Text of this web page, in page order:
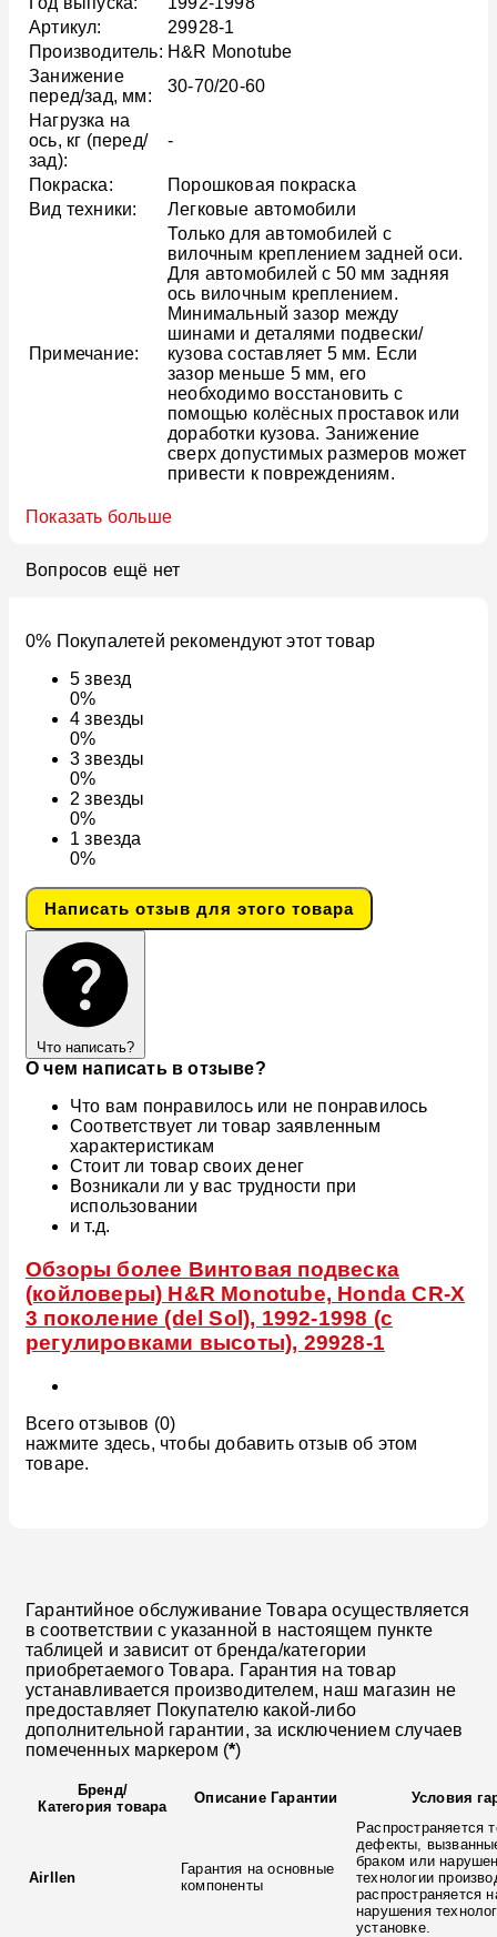
Артикул:
29928-1
Производитель: H&R Monotube
Занижение
перед/зад, мм:
30-70/20-60
Нагрузка на
ось, кг (перед/
зад):
-
Покраска:
Порошковая покраска
Вид техники:
Легковые автомобили
Примечание:
Только для автомобилей с
вилочным креплением задней оси.
Для автомобилей с 50 мм задняя
ось вилочным креплением.
Минимальный зазор между
шинами и деталями подвески/
кузова составляет 5 мм. Если
зазор меньше 5 мм, его
необходимо восстановить с
помощью колёсных проставок или
доработки кузова. Занижение
сверх допустимых размеров может
привести к повреждениям.
Показать больше
Вопросов ещё нет
0% Покупалетей рекомендуют этот товар
5звезд
0%
4звезды
0%
3звезды
0%
2звезды
0%
1звезда
0%
Написать отзыв для этого товара
Что написать?
О чем написать в отзыве?
Что вам понравилось или не понравилось
Соответствует ли товар заявленным
характеристикам
Стоит ли товар своих денег
Возникали ли у вас трудности при
использовании
и т.д.
Обзоры более Винтовая подвеска
(койловеры) H&R Monotube, Honda CR-X
3 поколение (del Sol), 1992-1998 (с
регулировками высоты), 29928-1
Всего отзывов (0)
нажмите здесь, чтобы добавить отзыв об этом
товаре.
Гарантийное обслуживание Товара осуществляется
в соответствии с указанной в настоящем пункте
таблицей и зависит от бренда/категории
приобретаемого Товара. Гарантия на товар
устанавливается производителем, наш магазин не
предоставляет Покупателю какой-либо
дополнительной гарантии, за исключением случаев
помеченных маркером (*)
Бренд/
Категория товара
Описание Гарантии Условия
Airllen
Гарантия на основные
компоненты
Распространяется
дефекты,
браком или
технологии
распространяется
нарушения
установке.